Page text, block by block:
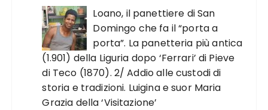
Loano, il panettiere di San
Domingo che fa il “porta a
porta”. La panetteria più antica
(1.901) della Liguria dopo ‘Ferrari’ di Pieve
di Teco (1870). 2/ Addio alle custodi di
storia e tradizioni. Luigina e suor Maria
Grazia della ‘Visitazione’